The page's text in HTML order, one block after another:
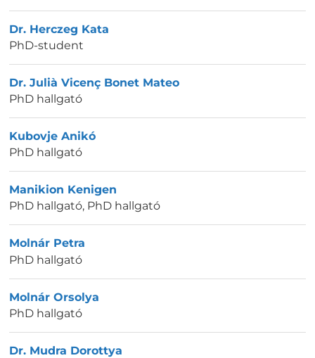
Dr. Herczeg Kata
PhD-student
Dr. Julià Vicenç Bonet Mateo
PhD hallgató
Kubovje Anikó
PhD hallgató
Manikion Kenigen
PhD hallgató, PhD hallgató
Molnár Petra
PhD hallgató
Molnár Orsolya
PhD hallgató
Dr. Mudra Dorottya